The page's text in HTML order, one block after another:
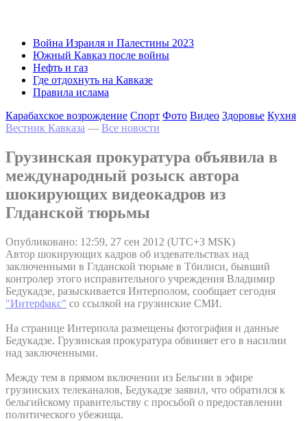
Война Израиля и Палестины 2023
Южный Кавказ после войны
Нефть и газ
Где отдохнуть на Кавказе
Правила ислама
Карабахское возрождение Спорт Фото Видео Здоровье Кухня
Вестник Кавказа — Все новости
Грузинская прокуратура объявила в
международный розыск автора
шокирующих видеокадров из
Глданской тюрьмы
Опубликовано: 12:59, 27 сен 2012 (UTC+3 MSK)
Автор шокирующих кадров об издевательствах над
заключенными в Глданской тюрьме в Тбилиси, бывший
контролер этого исправительного учреждения Владимир
Бедукадзе, разыскивается Интерполом, сообщает сегодня
"Интерфакс" со ссылкой на грузинские СМИ.
На странице Интерпола размещены фотография и данные
Бедукадзе. Грузинская прокуратура обвиняет его в насилии
над заключенными.
Между тем в прямом включении из Бельгии в эфире
грузинских телеканалов, Бедукадзе заявил, что обратился к
бельгийскому правительству с просьбой о предоставлении
политического убежища.